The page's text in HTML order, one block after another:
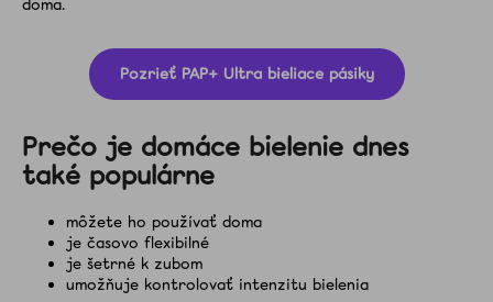
doma.
Pozrieť PAP+ Ultra bieliace pásiky
Prečo je domáce bielenie dnes
také populárne
môžete ho používať doma
je časovo flexibilné
je šetrné k zubom
umožňuje kontrolovať intenzitu bielenia